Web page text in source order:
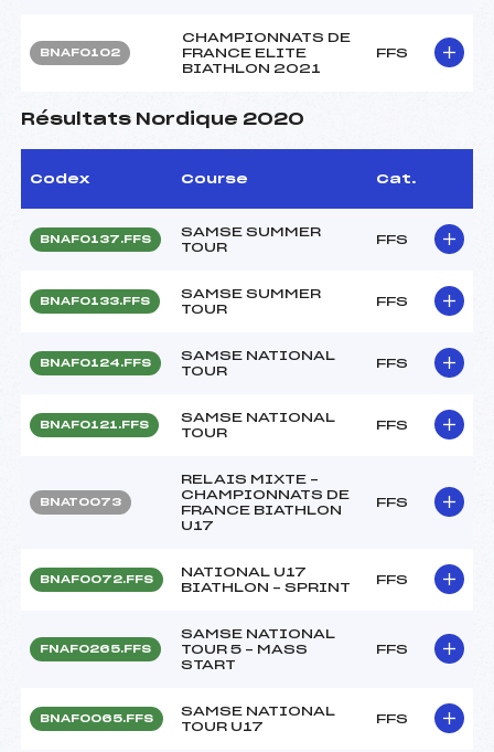
BNAF0102
CHAMPIONNATS DE
FRANCE ELITE
BIATHLON 2021
FFS
Résultats Nordique 2020
Codex Course Cat.
BNAF0137.FFS
SAMSE SUMMER
TOUR
FFS
BNAF0133.FFS
SAMSE SUMMER
TOUR
FFS
BNAF0124.FFS
SAMSE NATIONAL
TOUR
FFS
BNAF0121.FFS
SAMSE NATIONAL
TOUR
FFS
BNAT0073
RELAIS MIXTE –
CHAMPIONNATS DE
FRANCE BIATHLON
U17
FFS
BNAF0072.FFS
NATIONAL U17
BIATHLON – SPRINT
FFS
FNAF0265.FFS
SAMSE NATIONAL
TOUR 5 – MASS
START
FFS
BNAF0065.FFS
SAMSE NATIONAL
TOUR U17
FFS